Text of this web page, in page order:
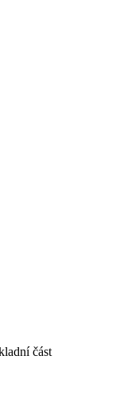
část